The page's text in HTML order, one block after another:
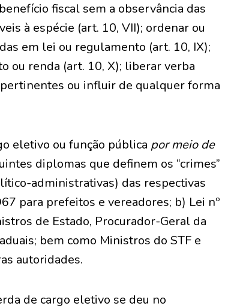
fiscal sem a observância das
à espécie (art. 10, VII); ordenar ou
em lei ou regulamento (art. 10, IX);
ou renda (art. 10, X); liberar verba
ou influir de qualquer forma
eletivo ou função pública por meio de
diplomas que definem os “crimes”
administrativas) das respectivas
para prefeitos e vereadores; b) Lei nº
de Estado, Procurador-Geral da
bem como Ministros do STF e
autoridades.
de cargo eletivo se deu no